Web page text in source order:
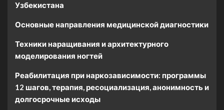
Узбекистана
Основные направления медицинской диагностики
Техники наращивания и архитектурного
моделирования ногтей
Реабилитация при наркозависимости: программы
12 шагов, терапия, ресоциализация, анонимность и
долгосрочные исходы